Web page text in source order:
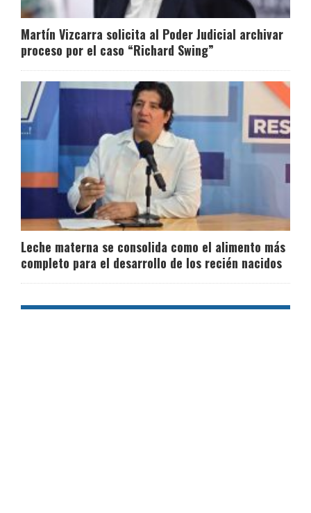
Martín Vizcarra solicita al Poder Judicial archivar
proceso por el caso “Richard Swing”
Leche materna se consolida como el alimento más
completo para el desarrollo de los recién nacidos